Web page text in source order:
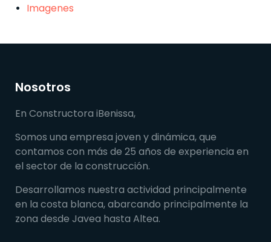
Imagenes
Nosotros
En Constructora iBenissa,
Somos una empresa joven y dinámica, que
contamos con más de 25 años de experiencia en
el sector de la construcción.
Desarrollamos nuestra actividad principalmente
en la costa blanca, abarcando principalmente la
zona desde Javea hasta Altea.